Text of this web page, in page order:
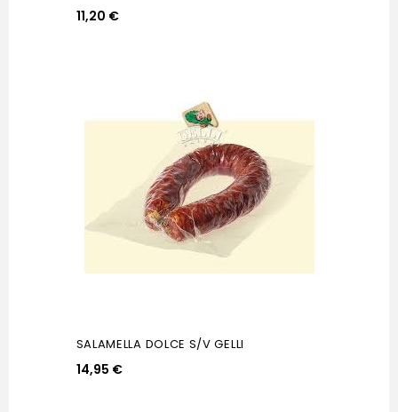
11,20 €
SALAMELLA DOLCE S/V GELLI
14,95 €